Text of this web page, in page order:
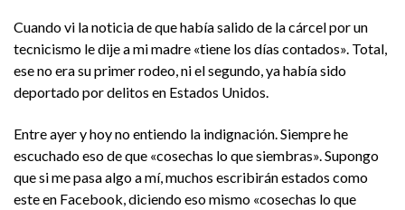
Cuando vi la noticia de que había salido de la cárcel por un
tecnicismo le dije a mi madre «tiene los días contados». Total,
ese no era su primer rodeo, ni el segundo, ya había sido
deportado por delitos en Estados Unidos.
Entre ayer y hoy no entiendo la indignación. Siempre he
escuchado eso de que «cosechas lo que siembras». Supongo
que si me pasa algo a mí, muchos escribirán estados como
este en Facebook, diciendo eso mismo «cosechas lo que